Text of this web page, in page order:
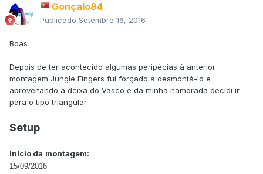
Gonçalo84
Publicado Setembro 16, 2016
Boas
Depois de ter acontecido algumas peripécias à anterior
montagem Jungle Fingers fui forçado a desmontá-lo e
aproveitando a deixa do Vasco e da minha namorada decidi ir
para o tipo triangular.
Setup
Início da montagem:
15/09/2016